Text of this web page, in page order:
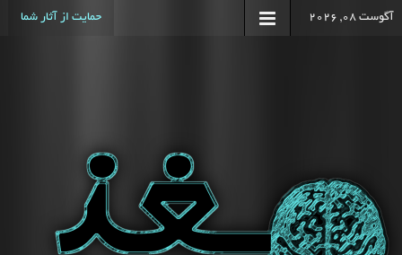
آگوست 08, 2026 حمایت از آثار شما